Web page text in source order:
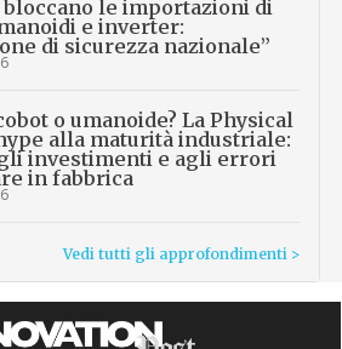
bloccano le importazioni di
e inverter:
di sicurezza nazionale”
o umanoide? La Physical
alla maturità industriale:
investimenti e agli errori
in fabbrica
Vedi tutti gli approfondimenti >